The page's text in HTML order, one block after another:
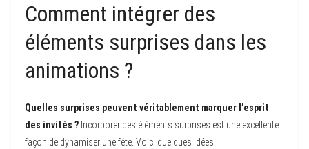
Comment intégrer des
éléments surprises dans les
animations ?
Quelles surprises peuvent véritablement marquer l’esprit
des invités ? Incorporer des éléments surprises est une excellente
façon de dynamiser une fête. Voici quelques idées :